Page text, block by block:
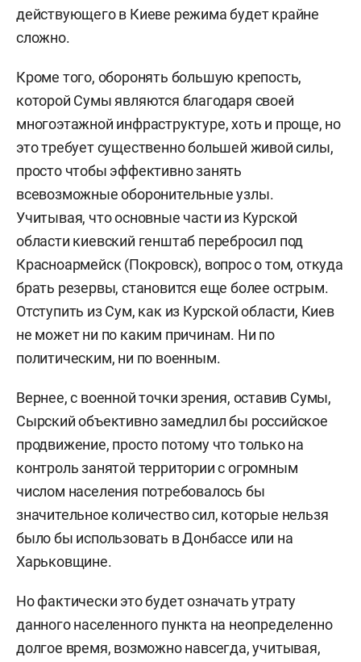
действующего в Киеве режима будет крайне
сложно.
Кроме того, оборонять большую крепость,
которой Сумы являются благодаря своей
многоэтажной инфраструктуре, хоть и проще, но
это требует существенно большей живой силы,
просто чтобы эффективно занять
всевозможные оборонительные узлы.
Учитывая, что основные части из Курской
области киевский генштаб перебросил под
Красноармейск (Покровск), вопрос о том, откуда
брать резервы, становится еще более острым.
Отступить из Сум, как из Курской области, Киев
не может ни по каким причинам. Ни по
политическим, ни по военным.
Вернее, с военной точки зрения, оставив Сумы,
Сырский объективно замедлил бы российское
продвижение, просто потому что только на
контроль занятой территории с огромным
числом населения потребовалось бы
значительное количество сил, которые нельзя
было бы использовать в Донбассе или на
Харьковщине.
Но фактически это будет означать утрату
данного населенного пункта на неопределенно
долгое время, возможно навсегда, учитывая,